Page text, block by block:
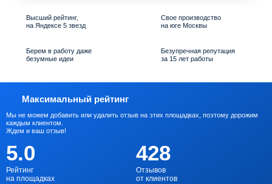
Высший рейтинг,
на Яндексе 5 звезд
Свое производство
на юге Москвы
Берем в работу даже
безумные идеи
Безупречная репутация
за 15 лет работы
Максимальный рейтинг
Мы не можем добавить или удалить отзыв на этих площадках, поэтому дорожим
каждым клиентом.
Ждем и ваш отзыв!
5.0
Рейтинг
на площадках
428
Отзывов
от клиентов